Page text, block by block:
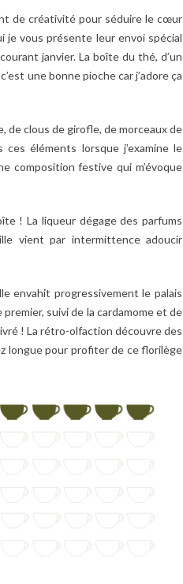
de créativité pour séduire le cœur
je vous présente leur envoi spécial
janvier. La boîte du thé, d’un
une bonne pioche car j’adore ça
de clous de girofle, de morceaux de
éléments lorsque j’examine le
composition festive qui m’évoque
! La liqueur dégage des parfums
vient par intermittence adoucir
envahit progressivement le palais
suivi de la cardamome et de
! La rétro-olfaction découvre des
longue pour profiter de ce florilège